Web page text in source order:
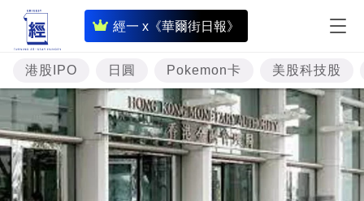
經一 x《華爾街日報》
即
時
財
經
專
題
投
資
港股IPO 日圓 Pokemon卡 美股科技股